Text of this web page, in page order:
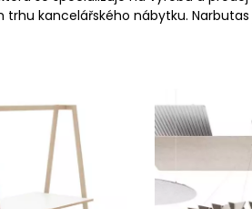
kancelářského nábytku.